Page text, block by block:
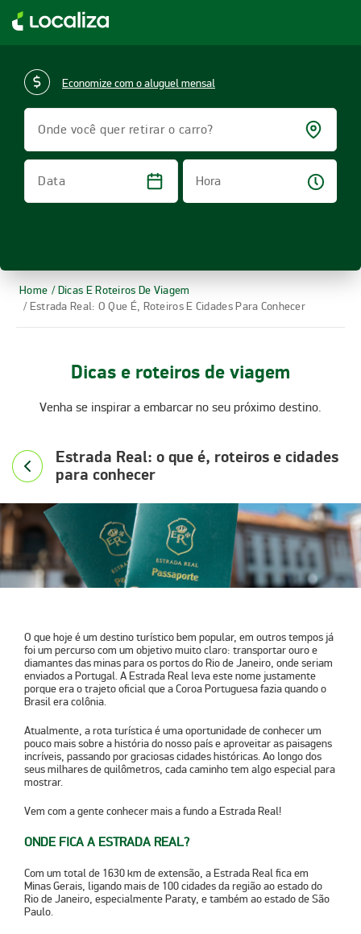
LOCALIZA ALUGUEL DE CARROS | LOCALIZA
Onde você quer retirar o carro?
Data
Hora
Economize com o aluguel mensal
Home / Dicas E Roteiros De Viagem
/ Estrada Real: O Que É, Roteiros E Cidades Para Conhecer
Dicas e roteiros de viagem
Venha se inspirar a embarcar no seu próximo destino.
Estrada Real: o que é, roteiros e cidades
para conhecer
O que hoje é um destino turístico bem popular, em outros tempos já
foi um percurso com um objetivo muito claro: transportar ouro e
diamantes das minas para os portos do Rio de Janeiro, onde seriam
enviados a Portugal. AEstrada Real leva este nome justamente
porque era o trajeto oficial que a Coroa Portuguesa fazia quando o
Brasil era colônia.
Atualmente, a rota turística é uma oportunidade de conhecer um
pouco mais sobre a história do nosso país e aproveitar as paisagens
incríveis, passando por graciosas cidades históricas. Ao longo dos
seus milhares de quilômetros, cada caminho tem algo especial para
mostrar.
Vem com a gente conhecer mais a fundo a Estrada Real!
ONDE FICA A ESTRADA REAL?
Com um total de 1630 km de extensão, a Estrada Real fica em
Minas Gerais, ligando mais de 100 cidades da região ao estado do
Rio de Janeiro, especialmente Paraty, e também ao estado de São
Paulo.